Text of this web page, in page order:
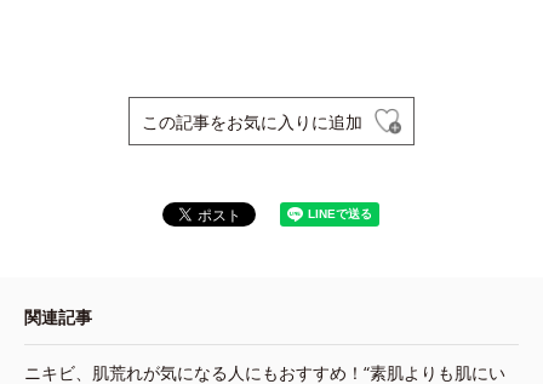
この記事をお気に入りに追加
関連記事
ニキビ、肌荒れが気になる人にもおすすめ！“素肌よりも肌にい